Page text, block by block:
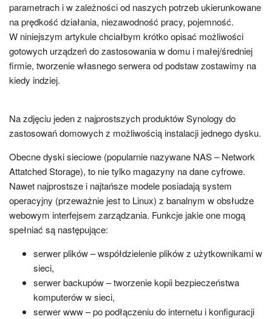
parametrach i w zależności od naszych potrzeb ukierunkowane
na prędkość działania, niezawodność pracy, pojemność.
W niniejszym artykule chciałbym krótko opisać możliwości
gotowych urządzeń do zastosowania w domu i małej/średniej
firmie, tworzenie własnego serwera od podstaw zostawimy na
kiedy indziej.
Na zdjęciu jeden z najprostszych produktów Synology do
zastosowań domowych z możliwością instalacji jednego dysku.
Obecne dyski sieciowe (popularnie nazywane NAS – Network
Attatched Storage), to nie tylko magazyny na dane cyfrowe.
Nawet najprostsze i najtańsze modele posiadają system
operacyjny (przeważnie jest to Linux) z banalnym w obsłudze
webowym interfejsem zarządzania. Funkcje jakie one mogą
spełniać są następujące:
serwer plików – współdzielenie plików z użytkownikami w
sieci,
serwer backupów – tworzenie kopii bezpieczeństwa
komputerów w sieci,
serwer www – po podłączeniu do internetu i konfiguracji